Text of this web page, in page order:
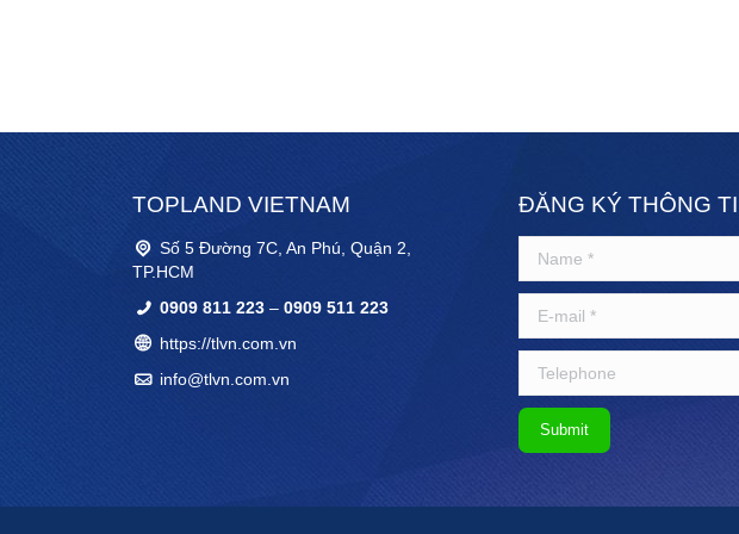
TOPLAND VIETNAM
Số 5 Đường 7C, An Phú, Quận 2,
TP.HCM
0909 811 223 –0909 511 223
https://tlvn.com.vn
info@tlvn.com.vn
ĐĂNG KÝ THÔNG
Submit